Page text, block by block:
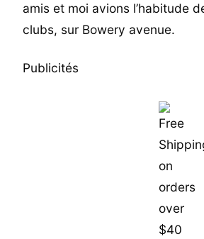
amis et moi avions l’habitude
clubs, sur Bowery avenue.
Publicités